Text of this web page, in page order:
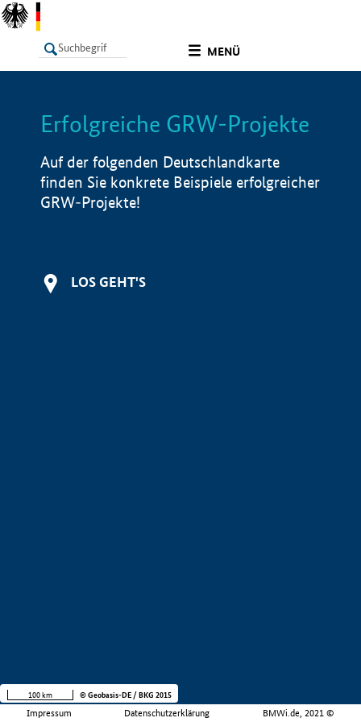
MENÜ
LISTE Info
Erfolgreiche GRW-Projekte
Auf der folgenden Deutschlandkarte
finden Sie konkrete Beispiele erfolgreicher
GRW-Projekte!
LOS GEHT'S
Impressum Datenschutzerklärung BMWi.de, 2021 ©
100 km © Geobasis-DE / BKG 2015